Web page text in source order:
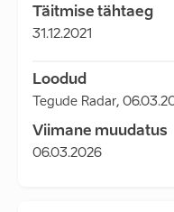
Täitmise tähtaeg
31.12.2021
Loodud
Tegude Radar,
Viimane muudatus
06.03.2026